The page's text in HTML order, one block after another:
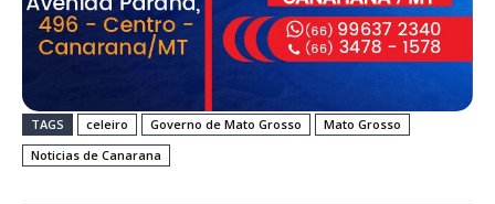
TAGS celeiro Governo de Mato Grosso
Mato Grosso
Noticias de Canarana